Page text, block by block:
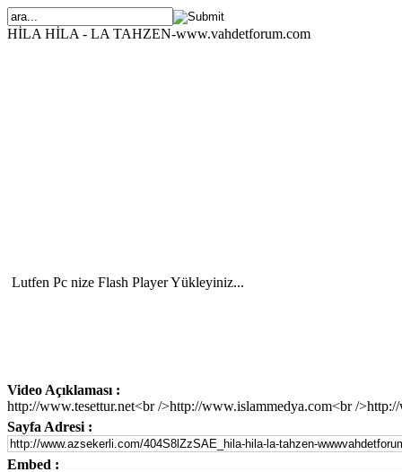
HİLA HİLA - LA TAHZEN-www.vahdetforum.com
Lutfen Pc nize Flash Player Yükleyiniz...
Video Açıklaması :
http://www.tesettur.net<br />http://www.islammedya.com<br /
Sayfa Adresi :
Embed :